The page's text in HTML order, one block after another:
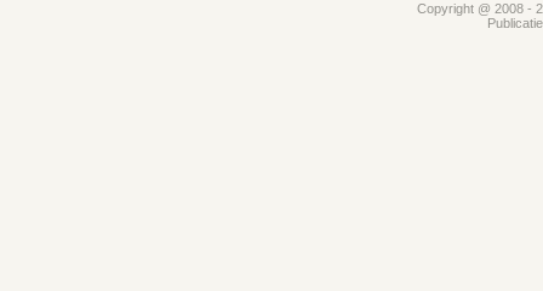
Copyright @ 2008 -